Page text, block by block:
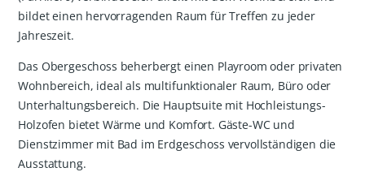
bildet einen hervorragenden Raum für Treffen zu jeder
Jahreszeit.
Das Obergeschoss beherbergt einen Playroom oder privaten
Wohnbereich, ideal als multifunktionaler Raum, Büro oder
Unterhaltungsbereich. Die Hauptsuite mit Hochleistungs-
Holzofen bietet Wärme und Komfort. Gäste-WC und
Dienstzimmer mit Bad im Erdgeschoss vervollständigen die
Ausstattung.